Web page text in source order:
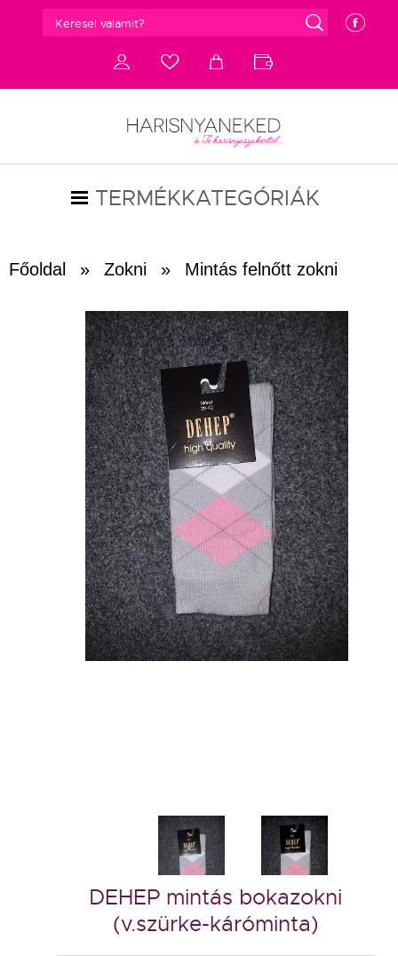
e g
d c a b
TERMÉKKATEGÓRIÁK
Főoldal » Zokni » Mintás felnőtt zokni
DEHEP mintás bokazokni
(v.szürke-káróminta)